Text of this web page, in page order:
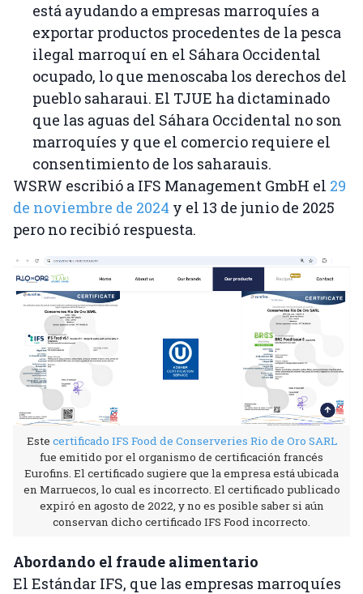
está ayudando a empresas marroquíes a
exportar productos procedentes de la pesca
ilegal marroquí en el Sáhara Occidental
ocupado, lo que menoscaba los derechos del
pueblo saharaui. El TJUE ha dictaminado
que las aguas del Sáhara Occidental no son
marroquíes y que el comercio requiere el
consentimiento de los saharauis.
WSRW escribió a IFS Management GmbH el 29
de noviembre de 2024 y el 13 de junio de 2025
pero no recibió respuesta.
Este certificado IFS Food de Conserveries Rio de Oro SARL
fue emitido por el organismo de certificación francés
Eurofins. El certificado sugiere que la empresa está ubicada
en Marruecos, lo cual es incorrecto. El certificado publicado
expiró en agosto de 2022, y no es posible saber si aún
conservan dicho certificado IFS Food incorrecto.
Abordando el fraude alimentario
El Estándar IFS, que las empresas marroquíes